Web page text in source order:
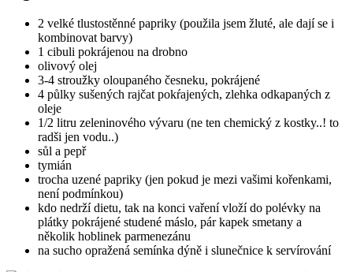
2 velké tlustostěnné papriky (použila jsem žluté, ale dají se i
kombinovat barvy)
1 cibuli pokrájenou na drobno
olivový olej
3-4 stroužky oloupaného česneku, pokrájené
4 půlky sušených rajčat pokŕajených, zlehka odkapaných z
oleje
1/2 litru zeleninového vývaru (ne ten chemický z kostky..! to
radši jen vodu..)
sůl a pepř
tymián
trocha uzené papriky (jen pokud je mezi vašimi kořenkami,
není podmínkou)
kdo nedrží dietu, tak na konci vaření vloží do polévky na
plátky pokrájené studené máslo, pár kapek smetany a
několik hoblinek parmenezánu
na sucho opražená semínka dýně i slunečnice k servírování